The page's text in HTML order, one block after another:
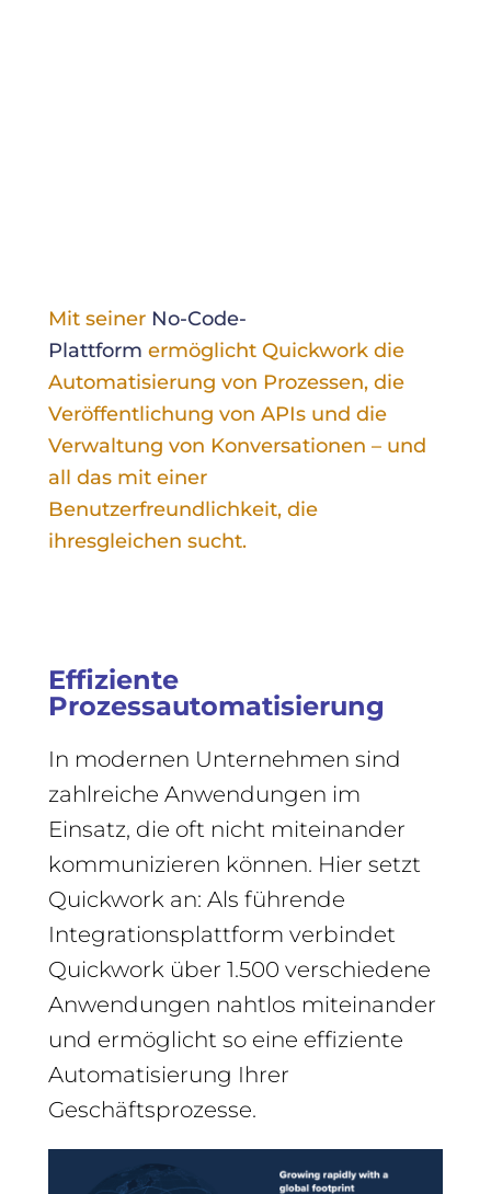
Mit seiner No-Code-
Plattform ermöglicht Quickwork die
Automatisierung von Prozessen, die
Veröffentlichung von APIs und die
Verwaltung von Konversationen – und
all das mit einer
Benutzerfreundlichkeit, die
ihresgleichen sucht.
Effiziente
Prozessautomatisierung
In modernen Unternehmen sind
zahlreiche Anwendungen im
Einsatz, die oft nicht miteinander
kommunizieren können. Hier setzt
Quickwork an: Als führende
Integrationsplattform verbindet
Quickwork über 1.500 verschiedene
Anwendungen nahtlos miteinander
und ermöglicht so eine effiziente
Automatisierung Ihrer
Geschäftsprozesse.